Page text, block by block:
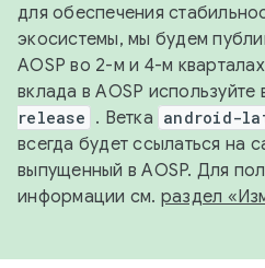
для обеспечения
экосистемы, мы будем
AOSP во 2-м и 4-м
вклада в AOSP используйте
release . Ветка android-
всегда будет ссылаться на
выпущенный в AOSP. Для
информации см. раздел